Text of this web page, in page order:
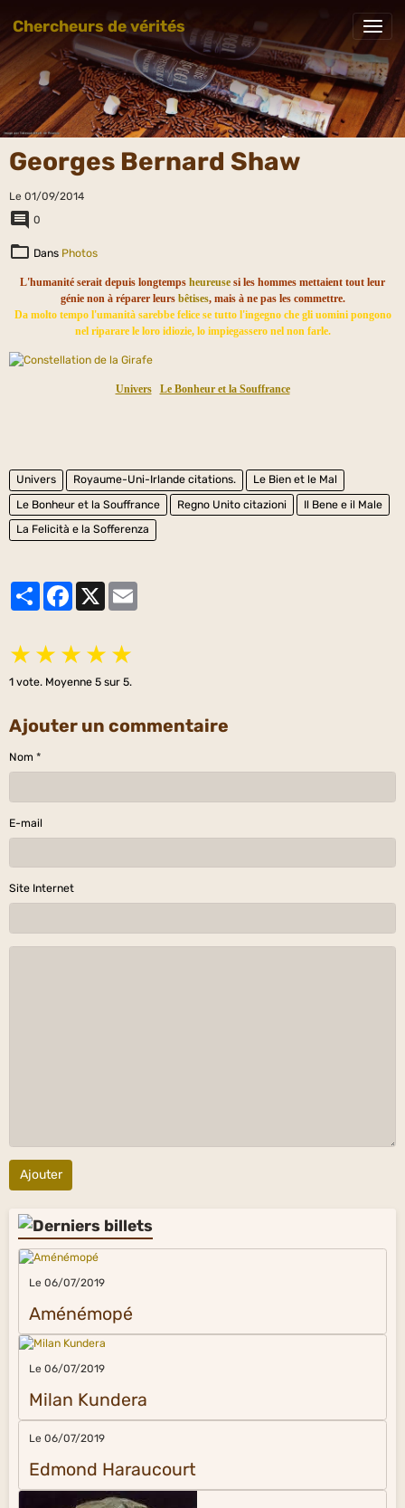
Chercheurs de vérités
Georges Bernard Shaw
Le 01/09/2014
0
Dans Photos
L'humanité serait depuis longtemps heureuse si les hommes mettaient tout leur
génie non à réparer leurs bêtises, mais à ne pas les commettre.
Da molto tempo l'umanità sarebbe felice se tutto l'ingegno che gli uomini pongono
nel riparare le loro idiozie, lo impiegassero nel non farle.
Univers Le Bonheur et la Souffrance
Univers Royaume-Uni-Irlande citations.
Le Bien et le Mal
Le Bonheur et la Souffrance
Regno Unito citazioni
Il Bene e il Male
La Felicità e la Sofferenza
PartagerFacebook
★ ★ ★ ★ ★
1 vote. Moyenne 5 sur 5.
Ajouter un commentaire
Nom
E-mail
Site Internet
Ajouter
Le 06/07/2019
Aménémopé
Le 06/07/2019
Milan Kundera
Le 06/07/2019
Edmond Haraucourt